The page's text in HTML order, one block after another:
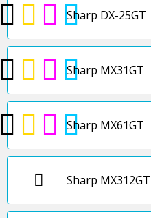
Sharp DX-25GT
Sharp MX31GT
Sharp MX61GT
Sharp MX312GT